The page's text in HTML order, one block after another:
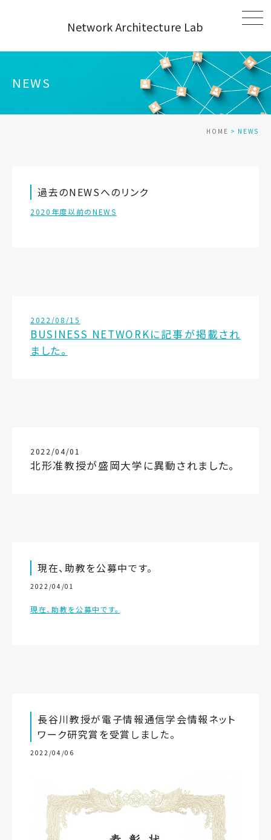
Network Architecture Lab
NEWS
HOME > NEWS
過去のNEWSへのリンク
2020年度以前のNEWS
2022/08/15
BUSINESS NETWORKに記事が掲載され
ました。
2022/04/01
北形准教授が盛岡大学に異動されました。
現在、助教を公募中です。
2022/04/01
現在、助教を公募中です。
長谷川教授が電子情報通信学会情報ネット
ワーク研究賞を受賞しました。
2022/04/06